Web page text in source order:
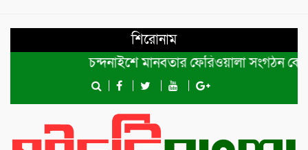
শিরোনাম
চন্দনাইশে মানবতার ফেরিওয়ালা সংগঠন কেন্দ্রীয়